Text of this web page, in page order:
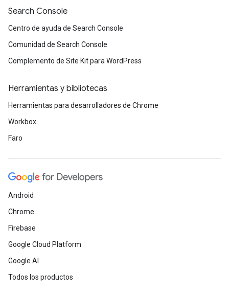
Search Console
Centro de ayuda de Search Console
Comunidad de Search Console
Complemento de Site Kit para WordPress
Herramientas y bibliotecas
Herramientas para desarrolladores de Chrome
Workbox
Faro
Android
Chrome
Firebase
Google Cloud Platform
Google AI
Todos los productos